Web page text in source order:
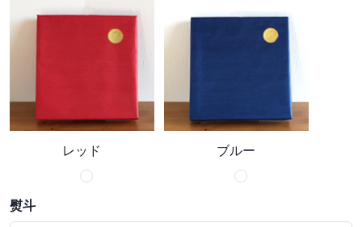
レッド ブルー
熨斗